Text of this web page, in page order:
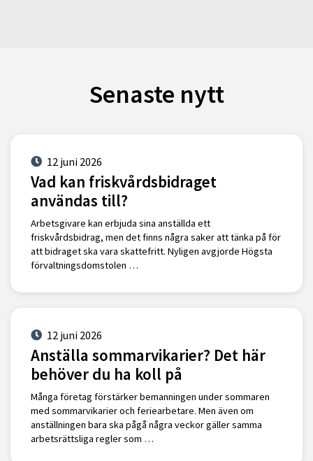
Senaste nytt
12 juni 2026
Vad kan friskvårdsbidraget
användas till?
Arbetsgivare kan erbjuda sina anställda ett
friskvårdsbidrag, men det finns några saker att tänka på för
att bidraget ska vara skattefritt. Nyligen avgjorde Högsta
förvaltningsdomstolen …
12 juni 2026
Anställa sommarvikarier? Det här
behöver du ha koll på
Många företag förstärker bemanningen under sommaren
med sommarvikarier och feriearbetare. Men även om
anställningen bara ska pågå några veckor gäller samma
arbetsrättsliga regler som …